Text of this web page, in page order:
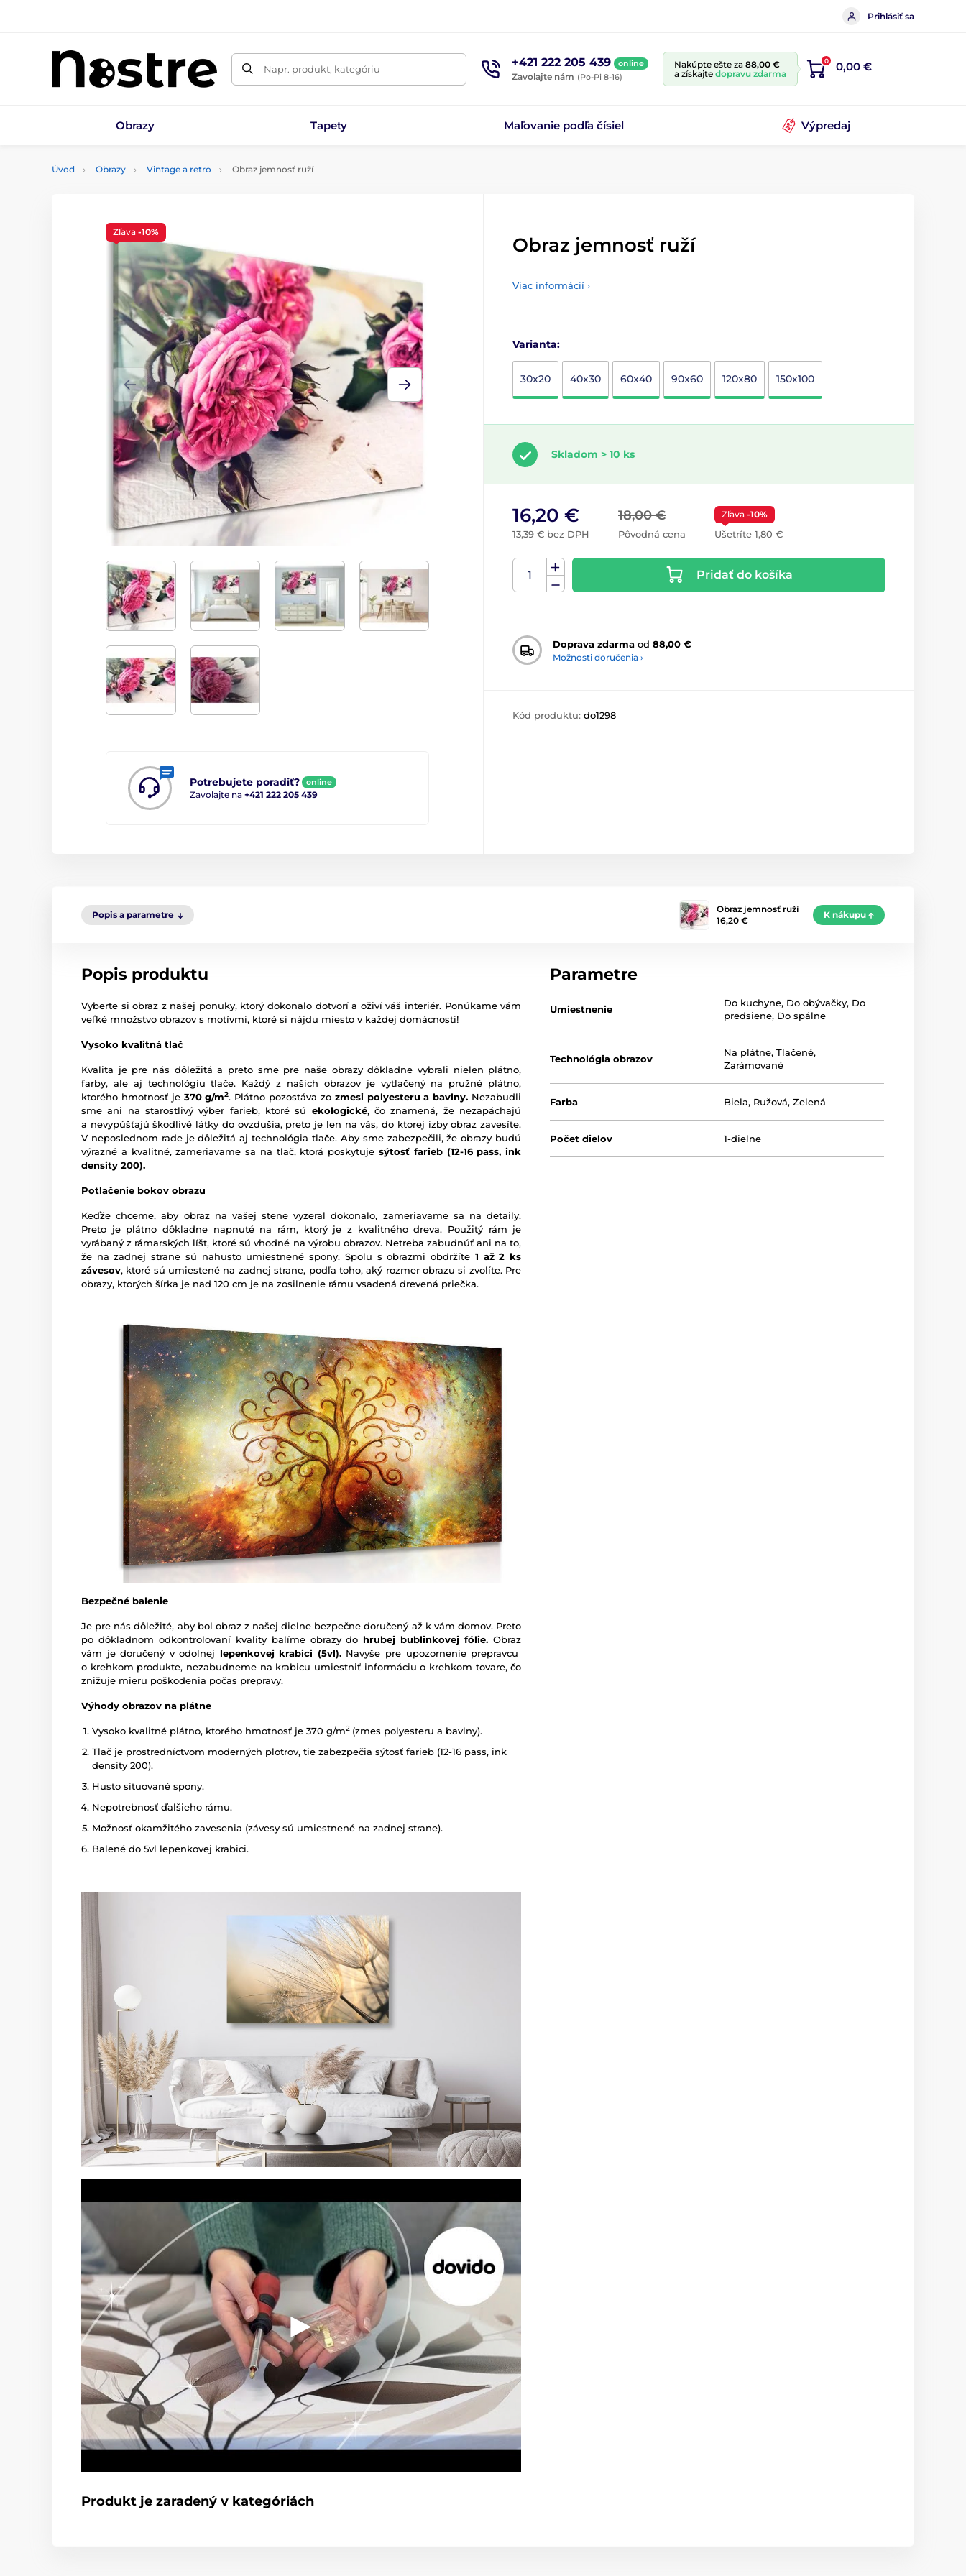
Prihlásiť sa
Napr. produkt, kategóriu +421 222 205 439 online
Zavolajte nám (Po-Pi 8-16)
Nakúpte ešte za 88,00 €
a získajte dopravu zdarma
0 0,00 €
Obrazy Tapety Maľovanie podľa čísiel Výpredaj
Úvod Obrazy Vintage a retro Obraz jemnosť ruží
Potrebujete poradiť? online
Zavolajte na +421 222 205 439
Zľava -10%
Obraz jemnosť ruží
Viac informácií ›
Varianta:
30x20 40x30 60x40 90x60 120x80 150x100
Skladom > 10 ks
18,00 €
Pôvodná cena
16,20 €
13,39 € bez DPH
Zľava -10%
Ušetríte 1,80 €
Pridať do košíka
Doprava zdarma od 88,00 €
Možnosti doručenia ›
Kód produktu: do1298
Popis a parametre
Obraz jemnosť ruží
16,20 €
K nákupu
Popis produktu
Vyberte si obraz z našej ponuky, ktorý dokonalo dotvorí a oživí váš interiér. Ponúkame vám
veľké množstvo obrazov s motívmi, ktoré si nájdu miesto v každej domácnosti!
Vysoko kvalitná tlač
Kvalita je pre nás dôležitá a preto sme pre naše obrazy dôkladne vybrali nielen plátno,
farby, ale aj technológiu tlače. Každý z našich obrazov je vytlačený na pružné plátno,
ktorého hmotnosť je 370 g/m2. Plátno pozostáva zo zmesi polyesteru a bavlny. Nezabudli
sme ani na starostlivý výber farieb, ktoré sú ekologické, čo znamená, že nezapáchajú
a nevypúšťajú škodlivé látky do ovzdušia, preto je len na vás, do ktorej izby obraz zavesíte.
V neposlednom rade je dôležitá aj technológia tlače. Aby sme zabezpečili, že obrazy budú
výrazné a kvalitné, zameriavame sa na tlač, ktorá poskytujesýtosť farieb (12-16 pass, ink
density 200).
Potlačenie bokov obrazu
Keďže chceme, aby obraz na vašej stene vyzeral dokonalo, zameriavame sa na detaily.
Preto je plátno dôkladne napnuté na rám, ktorý je z kvalitného dreva. Použitý rám je
vyrábaný z rámarských líšt, ktoré sú vhodné na výrobu obrazov. Netreba zabudnúť ani na to,
že na zadnej strane sú nahusto umiestnené spony. Spolu s obrazmi obdržíte 1 až 2 ks
závesov, ktoré sú umiestené na zadnej strane, podľa toho, aký rozmer obrazu si zvolíte. Pre
obrazy, ktorých šírka je nad 120 cm je na zosilnenie rámu vsadená drevená priečka.
Bezpečné balenie
Je pre nás dôležité, aby bol obraz z našej dielne bezpečne doručený až k vám domov. Preto
po dôkladnom odkontrolovaní kvality balíme obrazy do hrubej bublinkovej fólie. Obraz
vám je doručený v odolnej lepenkovej krabici (5vl).Navyše pre upozornenie prepravcu
o krehkom produkte, nezabudneme na krabicu umiestniť informáciu o krehkom tovare, čo
znižuje mieru poškodenia počas prepravy.
Výhody obrazov na plátne
Vysoko kvalitné plátno, ktorého hmotnosť je 370 g/m2 (zmes polyesteru a bavlny).
Tlač je prostredníctvom moderných plotrov, tie zabezpečia sýtosť farieb (12-16 pass, ink
density 200).
Husto situované spony.
Nepotrebnosť ďalšieho rámu.
Možnosť okamžitého zavesenia (závesy sú umiestnené na zadnej strane).
Balené do 5vl lepenkovej krabici.
Produkt je zaradený v kategóriách
Parametre
Umiestnenie
Do kuchyne, Do obývačky, Do
predsiene, Do spálne
Technológia obrazov
Na plátne,Tlačené,
Zarámované
Farba Biela, Ružová,Zelená
Počet dielov 1-dielne